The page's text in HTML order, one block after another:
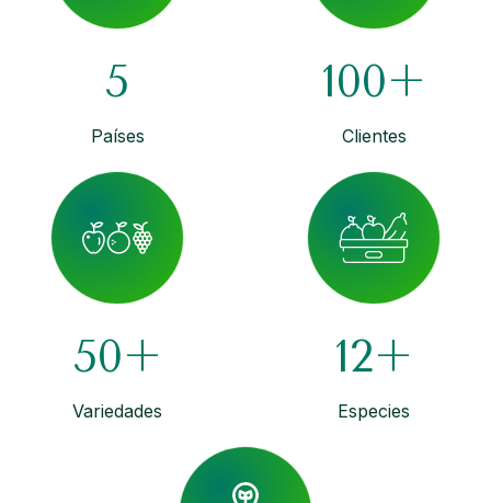
5
Países
100+
Clientes
50+
Variedades
12+
Especies